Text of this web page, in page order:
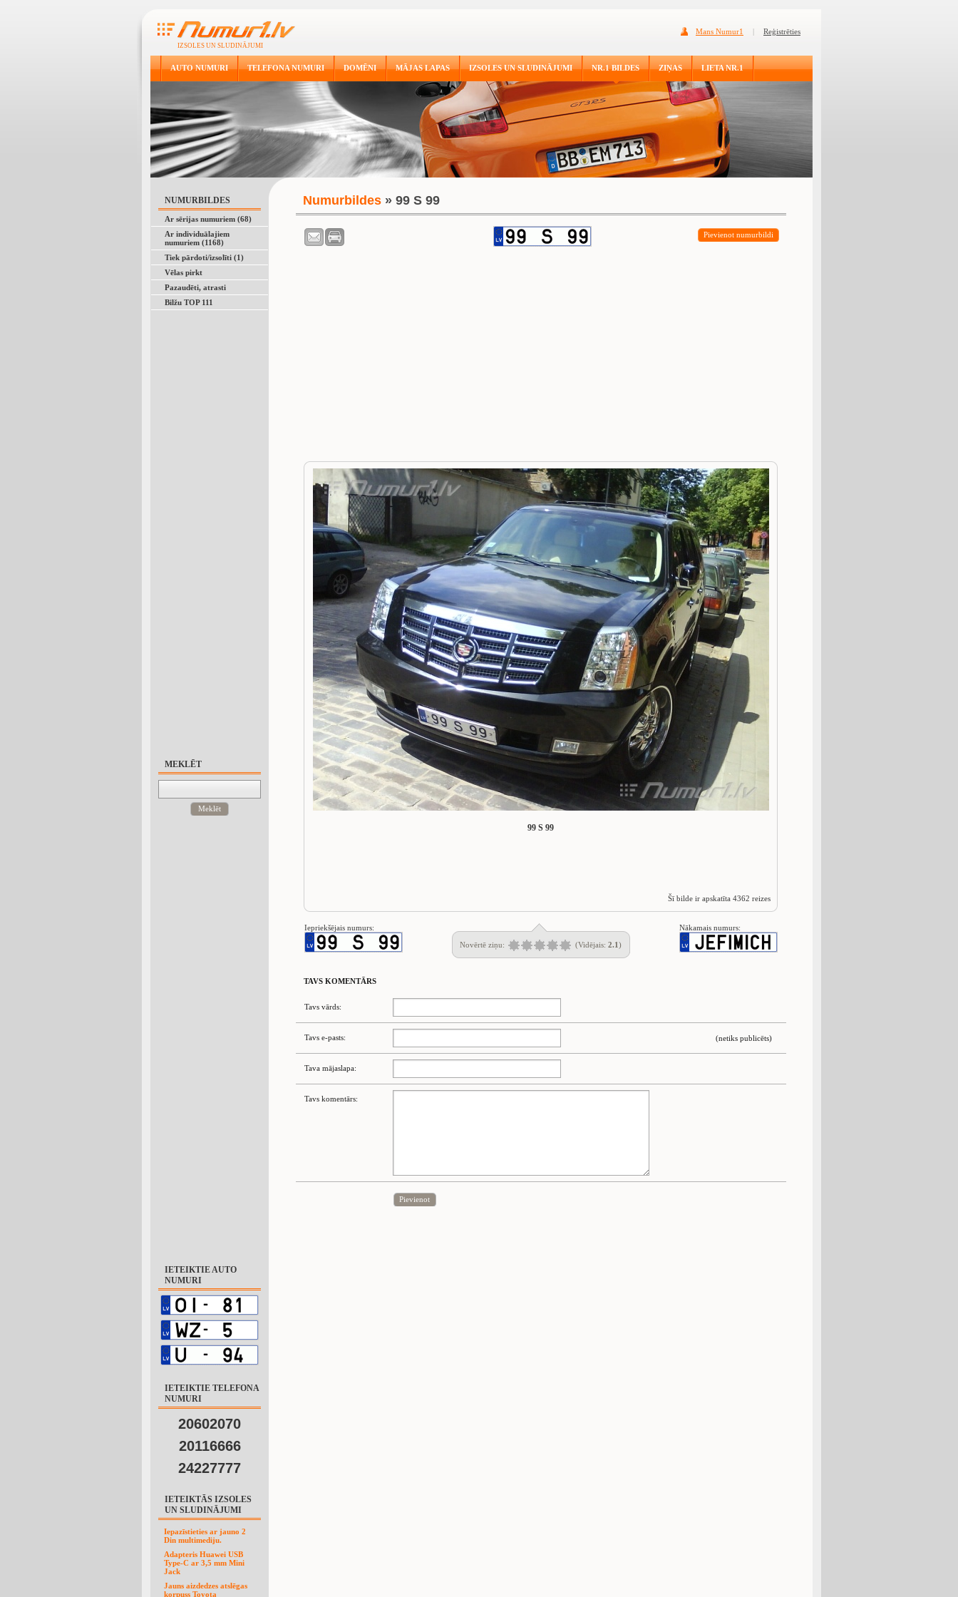
Mans Numur1 | Reģistrēties
IZSOLES UN SLUDINĀJUMI
AUTO NUMURI TELEFONA NUMURI DOMĒNI MĀJAS LAPAS IZSOLES UN SLUDINĀJUMI NR.1 BILDES ZIŅAS LIETA NR.1
NUMURBILDES
Ar sērijas numuriem (68)
Ar individuālajiem
numuriem (1168)
Tiek pārdoti/izsolīti (1)
Vēlas pirkt
Pazaudēti, atrasti
Bilžu TOP 111
MEKLĒT
Meklēt
IETEIKTIE AUTO
NUMURI
IETEIKTIE TELEFONA
NUMURI
20602070
20116666
24227777
IETEIKTĀS IZSOLES
UN SLUDINĀJUMI
Iepazīstieties ar jauno 2
Din multimediju.
Adapteris Huawei USB
Type-C ar 3,5 mm Mini
Jack
Jauns aizdedzes atslēgas
korpuss Toyota
Numurbildes» 99 S 99
Pievienot numurbildi
99 S 99
Šī bilde ir apskatīta 4362 reizes
Iepriekšējais numurs:
Nākamais numurs:
Novērtē ziņu:
(Vidējais: 2.1)
TAVS KOMENTĀRS
Tavs vārds:
(netiks publicēts)
Tavs e-pasts:
Tava mājaslapa:
Tavs komentārs:
Pievienot